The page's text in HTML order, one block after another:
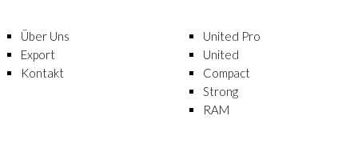
Über Uns
Export
Kontakt
United Pro
United
Compact
Strong
RAM